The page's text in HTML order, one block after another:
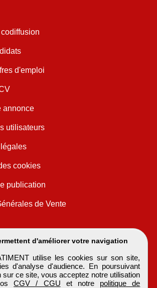
d'améliorer votre navigation
utilise les cookies sur son site,
d'analyse d'audience. En poursuivant
sur ce site, vous acceptez notre utilisation
CGV / CGU et notre politique de
d'emploi
annonce
utilisateurs
légales
cookies
publication
de Vente